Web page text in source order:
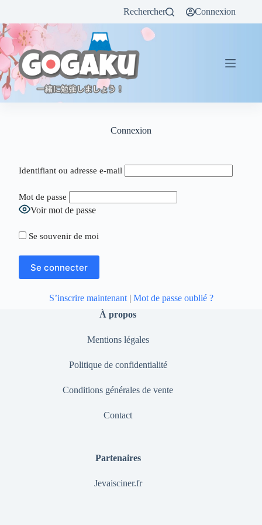
Rechercher Connexion
Connexion
Identifiant ou adresse e-mail
Mot de passe
Voir mot de passe
Se souvenir de moi
S’inscrire maintenant| Mot de passe oublié ?
À propos
Mentions légales
Politique de confidentialité
Conditions générales de vente
Contact
Partenaires
Jevaisciner.fr